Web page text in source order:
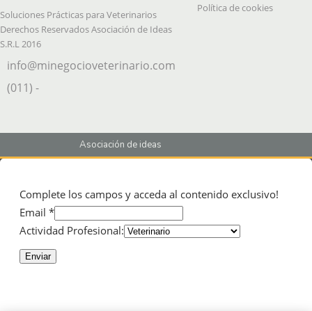
Soluciones Prácticas para Veterinarios
Derechos Reservados Asociación de Ideas
S.R.L 2016
info@minegocioveterinario.com
(011) -
Política de cookies
Asociación de ideas
Complete los campos y acceda al contenido exclusivo!
Email *
Actividad Profesional:
Enviar